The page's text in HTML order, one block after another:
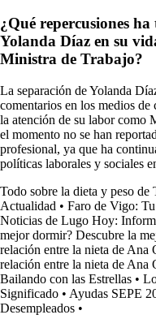
¿Qué repercusiones
Yolanda Díaz en su
Ministra de Trabajo?
La separación de Yolanda
comentarios en los medios
la atención de su labor como
el momento no se han
profesional, ya que ha
políticas laborales y sociales
Todo sobre la dieta y peso de
Actualidad • Faro de Vigo:
Noticias de Lugo Hoy:
mejor dormir? Descubre la
relación entre la nieta de
relación entre la nieta de
Bailando con las Estrellas •
Significado • Ayudas SEPE
Desempleados •